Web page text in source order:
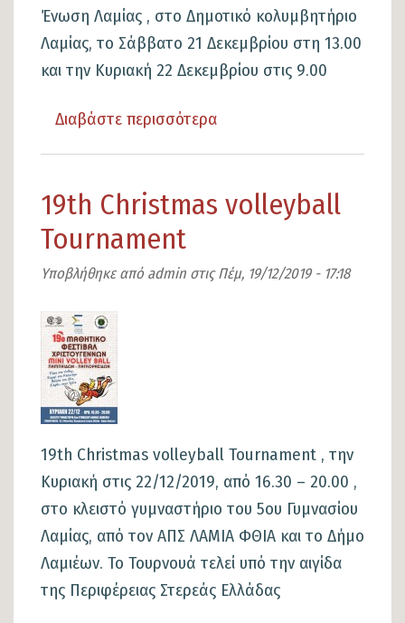
Ένωση Λαμίας , στο Δημοτικό κολυμβητήριο
Λαμίας, το Σάββατο 21 Δεκεμβρίου στη 13.00
και την Κυριακή 22 Δεκεμβρίου στις 9.00
Διαβάστε περισσότερα
τουρνουά
υδατοσφαίρισης
«
Ναυταθλητική
Ένωση
Λαμίας
19th Christmas volleyball
Tournament
Υποβλήθηκε από admin στιςΠέμ, 19/12/2019 - 17:18
Εικόνα
19th Christmas volleyball Tournament , την
Κυριακή στις 22/12/2019, από 16.30 – 20.00 ,
στο κλειστό γυμναστήριο του 5ου Γυμνασίου
Λαμίας, από τον ΑΠΣ ΛΑΜΙΑ ΦΘΙΑ και το Δήμο
Λαμιέων. Το Τουρνουά τελεί υπό την αιγίδα
της Περιφέρειας Στερεάς Ελλάδας